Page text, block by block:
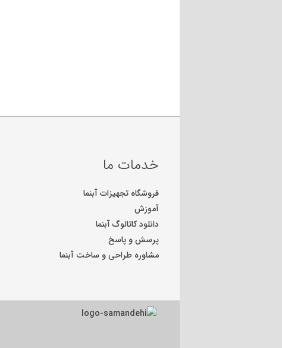
خدمات ما
فروشگاه تجهیزات آبنما
آموزش
دانلود کاتالوگ آبنما
پرسش و پاسخ
مشاوره طراحی و ساخت آبنما